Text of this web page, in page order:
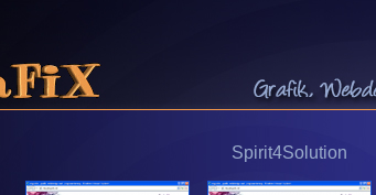
Spirit4Solution